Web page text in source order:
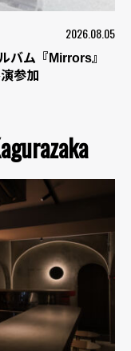
2026.08.05
バム『Mirrors』
参加